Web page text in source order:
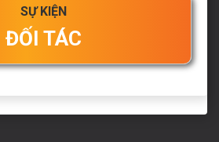
SỰ KIỆN
ĐỐI TÁC